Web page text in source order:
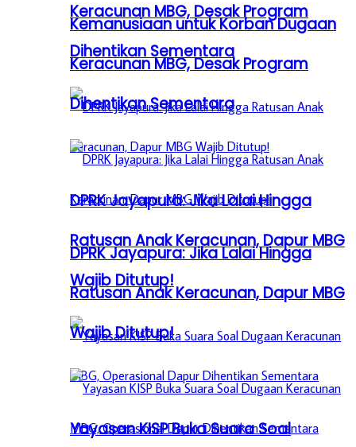
Keracunan MBG, Desak Program
Dihentikan Sementara
DPRK Jayapura: Jika Lalai Hingga
Ratusan Anak Keracunan, Dapur MBG
Wajib Ditutup!
Yayasan KISP Buka Suara Soal
Kemanusiaan untuk Korban Dugaan
Keracunan MBG, Desak Program
Dihentikan Sementara
DPRK Jayapura: Jika Lalai Hingga
Ratusan Anak Keracunan, Dapur MBG
Wajib Ditutup!